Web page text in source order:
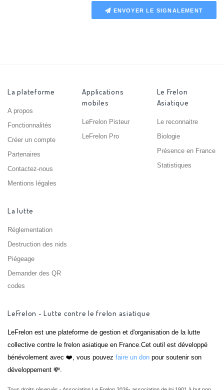
ENVOYER LE SIGNALEMENT
La plateforme
A propos
Fonctionnalités
Créer un compte
Partenaires
Contactez-nous
Mentions légales
Applications
mobiles
LeFrelon Pisteur
LeFrelon Pro
Le Frelon
Asiatique
Le reconnaitre
Biologie
Présence en France
Statistiques
La lutte
Réglementation
Destruction des nids
Piégeage
Demander des QR
codes
LeFrelon - Lutte contre le frelon asiatique
LeFrelon est une plateforme de gestion et d'organisation de la lutte
collective contre le frelon asiatique en France.Cet outil est développé
bénévolement avec ❤️, vous pouvez faire un don pour soutenir son
développement 💸.